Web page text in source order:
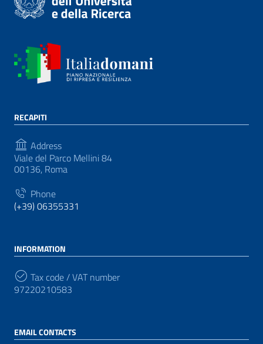
RECAPITI
Address
Viale del Parco Mellini 84
00136, Roma
Phone
(+39) 06355331
INFORMATION
Tax code / VAT number
97220210583
EMAIL CONTACTS